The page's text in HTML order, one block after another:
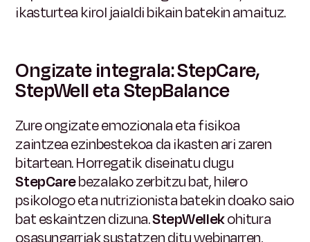
ikasturtea kirol jaialdi bikain batekin amaituz.
Ongizate integrala: StepCare,
StepWell eta StepBalance
Zure ongizate emozionala eta fisikoa
zaintzea ezinbestekoa da ikasten ari zaren
bitartean. Horregatik diseinatu dugu
StepCarebezalako zerbitzu bat, hilero
psikologo eta nutrizionista batekin doako saio
bat eskaintzen dizuna.StepWellekohitura